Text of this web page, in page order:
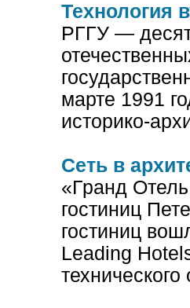
Технология
РГГУ —
марте 1991
историко-
Сеть в
«Гранд
гостиниц
гостиниц
Leading